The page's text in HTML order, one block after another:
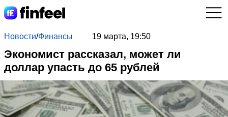
Новости/Финансы 19 марта, 19:50
Экономист рассказал, может ли
доллар упасть до 65 рублей